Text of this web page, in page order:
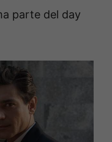
parte del day